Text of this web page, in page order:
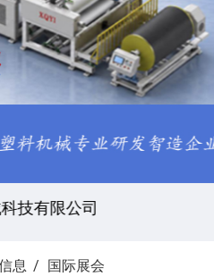
有限公司
息 国际展会